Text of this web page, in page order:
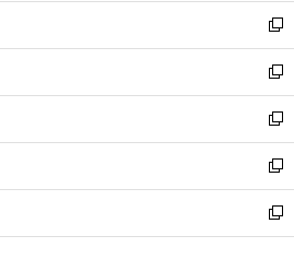
く
で
開
く
ド
ウ
で
開
く
ウ
ィ
ン
ド
ウ
で
開
く
し
い
ウ
ィ
ン
ド
ウ
で
開
く
新
し
い
ウ
ィ
ン
ド
ウ
で
開
新
し
い
ウ
ィ
ン
ド
ウ
新
し
い
ウ
ィ
ン
新
し
い
ウ
新
し